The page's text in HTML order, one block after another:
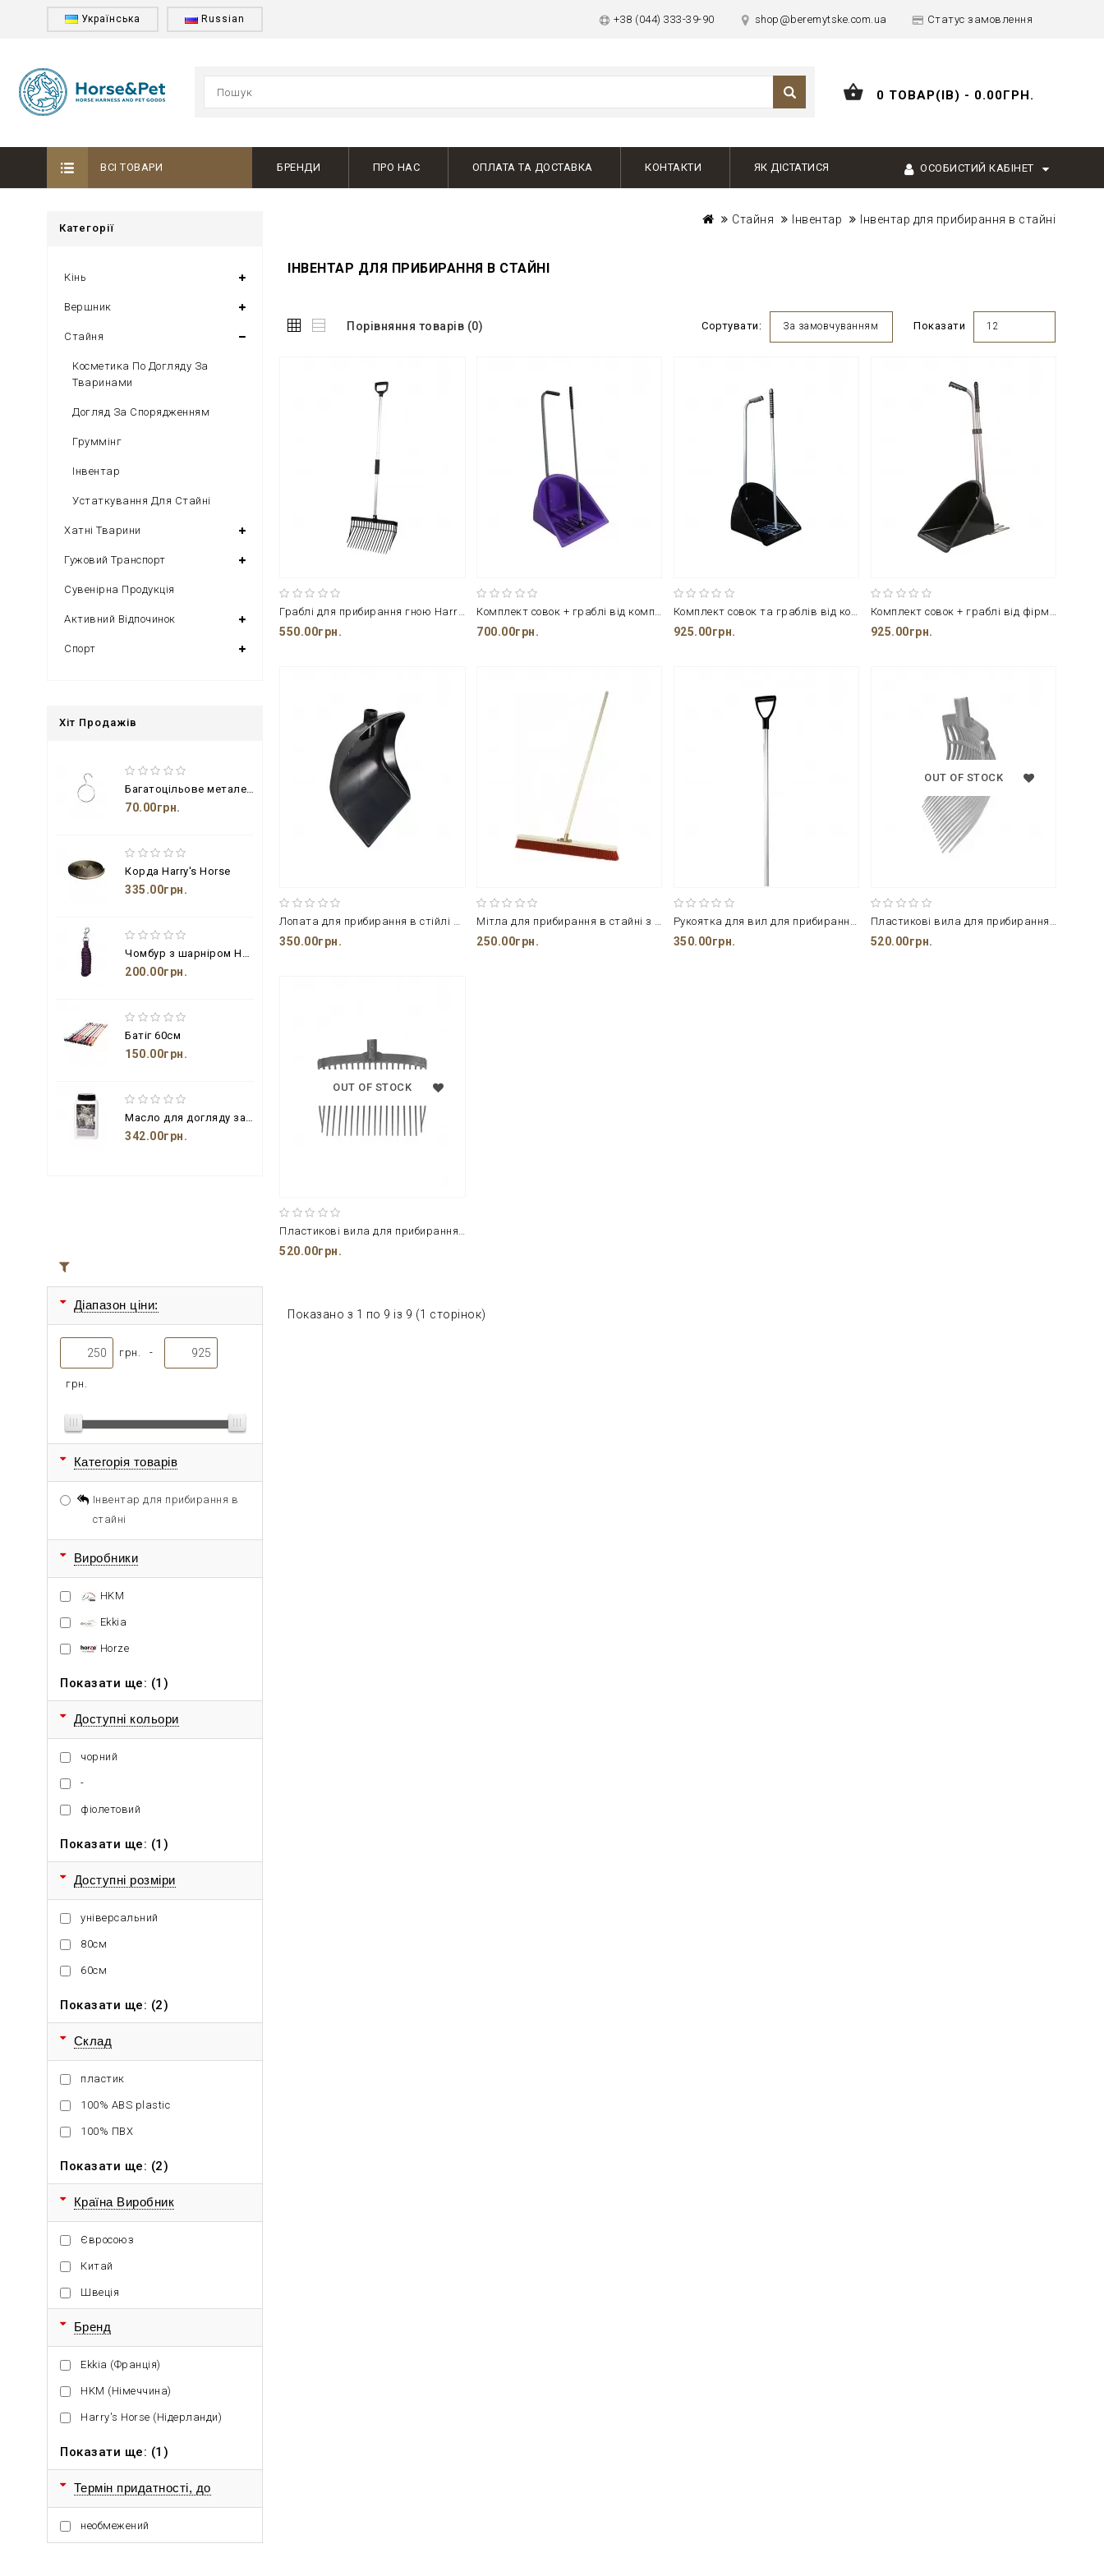
Українська Russian +38 (044) 333-39-90 shop@beremytske.com.ua Статус замовлення
0 ТОВАР(ІВ) - 0.00ГРН.
ВСІ ТОВАРИ БРЕНДИ ПРО НАС ОПЛАТА ТА ДОСТАВКА КОНТАКТИ ЯК ДІСТАТИСЯ ОСОБИСТИЙ КАБІНЕТ
Категорії
Кінь
Вершник
Стайня
Косметика По Догляду За
Тваринами
Догляд За Спорядженням
Груммінг
Інвентар
Устаткування Для Стайні
Хатні Тварини
Гужовий Транспорт
Сувенірна Продукція
Активний Відпочинок
Спорт
Хіт Продажів
Багатоцільове металеве кільце з гачком
70.00грн.
Корда Harry's Horse
335.00грн.
Чомбур з шарніром Harry's Horse
200.00грн.
Батіг 60см
150.00грн.
Масло для догляду за шкіряними виробами з бджолиним воском і пензлем
342.00грн.
Діапазон ціни:
грн. -
грн.
Категорія товарів
Інвентар для прибирання в
стайні
Виробники
HKM
Ekkia
Horze
Показати ще: (1)
Доступні кольори
чорний
-
фіолетовий
Показати ще: (1)
Доступні розміри
універсальний
80см
60см
Показати ще: (2)
Склад
пластик
100% ABS plastic
100% ПВХ
Показати ще: (2)
Країна Виробник
Євросоюз
Китай
Швеція
Бренд
Ekkia (Франція)
HKM (Німеччина)
Harry's Horse (Нідерланди)
Показати ще: (1)
Термін придатності, до
необмежений
Стайня Інвентар Інвентар для прибирання в стайні
ІНВЕНТАР ДЛЯ ПРИБИРАННЯ В СТАЙНІ
Порівняння товарів (0) Сортувати: За замовчуванням Показати 12
Граблі для прибирання гною Harry's Horse 60 см
550.00грн.
Комплект совок + граблі від компанії Ekkia
700.00грн.
Комплект совок та граблів від компанії Harry's Horse
925.00грн.
Комплект совок + граблі від фірми НКМ
925.00грн.
Лопата для прибирання в стійлі від компанії Horze
350.00грн.
Мітла для прибирання в стайні з 100% ПВХ від фірми Ekkia
250.00грн.
Рукоятка для вил для прибирання в стійлі Horze 115 см
350.00грн.
OUT OF STOCK
Пластикові вила для прибирання в стійлі Horze 40 см золотого кольору
520.00грн.
OUT OF STOCK
Пластикові вила для прибирання в стійлі Horze 40 см чорного кольору
520.00грн.
Показано з 1 по 9 із 9 (1 сторінок)